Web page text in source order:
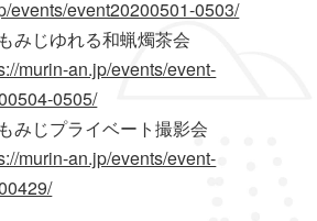
events/event20200501-0503/
みじゆれる和蝋燭茶会
murin-an.jp/events/event-
0505/
みじプライベート撮影会
murin-an.jp/events/event-